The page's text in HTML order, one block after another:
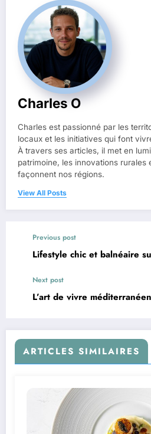
Charles O
Charles est passionné par les
locaux et les initiatives qui font
À travers ses articles, il met en
patrimoine, les innovations rurales
façonnent nos régions.
View All Posts
Previous post
Lifestyle chic et balnéaire
Next post
L’art de vivre
ARTICLES SIMILAIRES